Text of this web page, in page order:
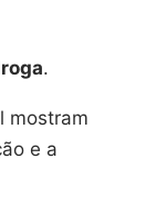
.
mostram
e a